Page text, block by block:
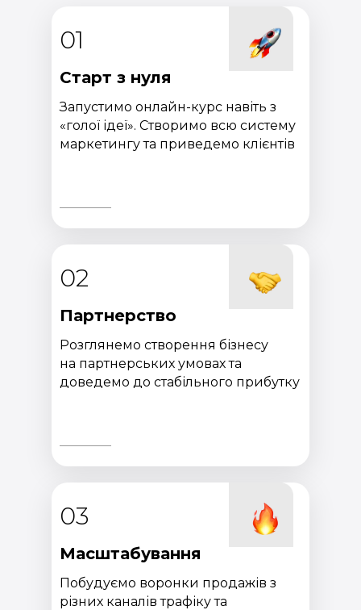
Старт з нуля
Партнерство
Масштабування
01
02
03
Запустимо онлайн-курс навіть з
«голої ідеї». Створимо всю систему
маркетингу та приведемо клієнтів
Розглянемо створення бізнесу
на партнерських умовах та
доведемо до стабільного прибутку
Побудуємо воронки продажів з
різних каналів трафіку та